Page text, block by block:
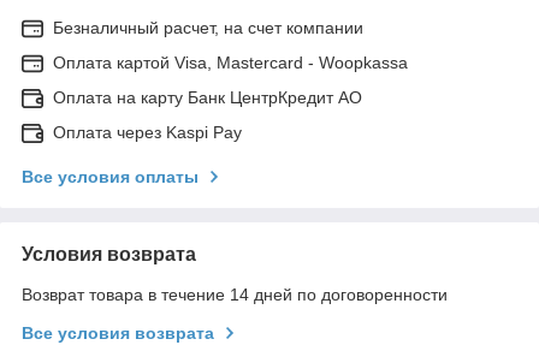
Безналичный расчет, на счет компании
Оплата картой Visa, Mastercard - Woopkassa
Оплата на карту Банк ЦентрКредит АО
Оплата через Kaspi Pay
Все условия оплаты
Условия возврата
Возврат товара в течение 14 дней по договоренности
Все условия возврата